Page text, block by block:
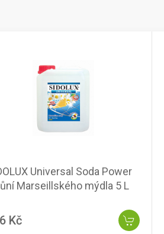
Universal Soda Power
Marseillského mýdla 5 L
Kč